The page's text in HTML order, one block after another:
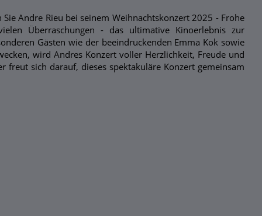
Andre Rieu bei seinem Weihnachtskonzert 2025 - Frohe
Überraschungen - das ultimative Kinoerlebnis zur
Gästen wie der beeindruckenden Emma Kok sowie
wird Andres Konzert voller Herzlichkeit, Freude und
freut sich darauf, dieses spektakuläre Konzert gemeinsam